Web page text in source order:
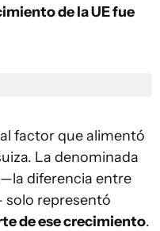
de la UE fue
factor que alimentó
La denominada
—la diferencia entre
solo representó
de ese crecimiento.